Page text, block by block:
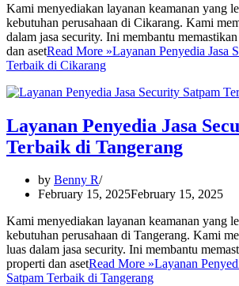
Kami menyediakan layanan keamanan yang
kebutuhan perusahaan di Cikarang. Kami
dalam jasa security. Ini membantu
dan asetRead More »Layanan Penyedia Jasa
Terbaik di Cikarang
Layanan Penyedia Jasa
Terbaik di Tangerang
by Benny R
February 15, 2025February 15, 2025
Kami menyediakan layanan keamanan yang
kebutuhan perusahaan di Tangerang. Kami
luas dalam jasa security. Ini membantu
properti dan asetRead More »Layanan
Satpam Terbaik di Tangerang